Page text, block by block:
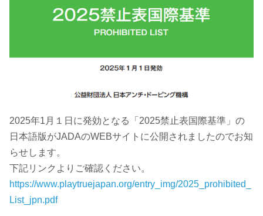
2025年1月１日に発効となる「2025禁止表国際基準」の
日本語版がJADAのWEBサイトに公開されましたのでお知
らせします。
下記リンクよりご確認ください。
https://www.playtruejapan.org/entry_img/2025_prohibited_
List_jpn.pdf